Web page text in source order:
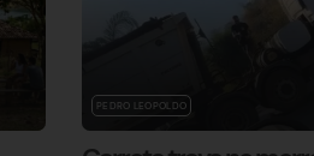
PEDRO LEOPOLDO